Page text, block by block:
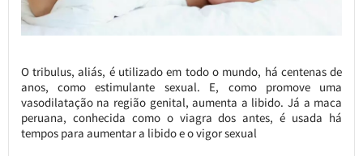
O tribulus, aliás, é utilizado em todo o mundo, há centenas de
anos, como estimulante sexual. E, como promove uma
vasodilatação na região genital, aumenta a libido. Já a maca
peruana, conhecida como o viagra dos antes, é usada há
tempos para aumentar a libido e o vigor sexual